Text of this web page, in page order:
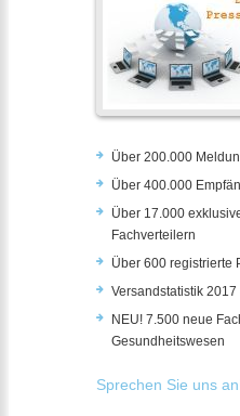
Über 200.000
Über 400.000
Über 17.000
Fachverteilern
Über 600 registrierte
Versandstatistik
NEU! 7.500 neue
Gesundheitswesen
Sprechen Sie uns